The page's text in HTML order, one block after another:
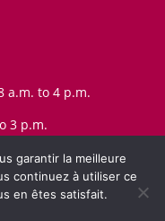
a.m. to 4 p.m.
3 p.m.
garantir la meilleure
continuez à utiliser ce
en êtes satisfait.